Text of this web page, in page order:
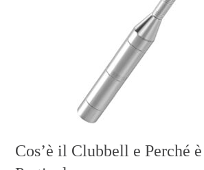
Cos’è il Clubbell e Perché